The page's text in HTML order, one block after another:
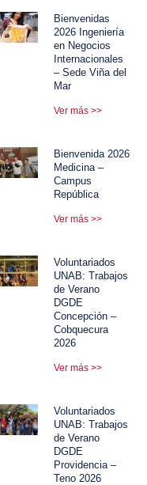
Bienvenidas
2026 Ingeniería
en Negocios
Internacionales
– Sede Viña del
Mar
Ver más >>
Bienvenida 2026
Medicina –
Campus
República
Ver más >>
Voluntariados
UNAB: Trabajos
de Verano
DGDE
Concepción –
Cobquecura
2026
Ver más >>
Voluntariados
UNAB: Trabajos
de Verano
DGDE
Providencia –
Teno 2026